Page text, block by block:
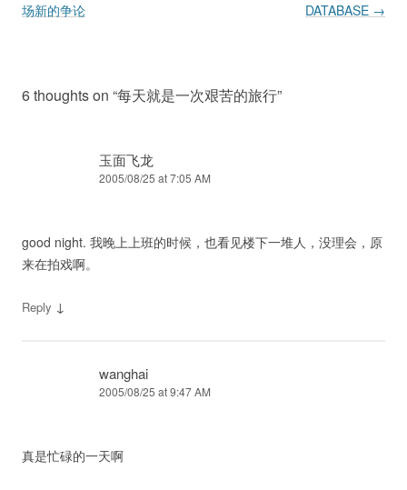
场新的争论
DATABASE →
6 thoughts on “每天就是一次艰苦的旅行”
玉面飞龙
2005/08/25 at 7:05 AM
good night. 我晚上上班的时候，也看见楼下一堆人，没理会，原
来在拍戏啊。
Reply ↓
wanghai
2005/08/25 at 9:47 AM
真是忙碌的一天啊